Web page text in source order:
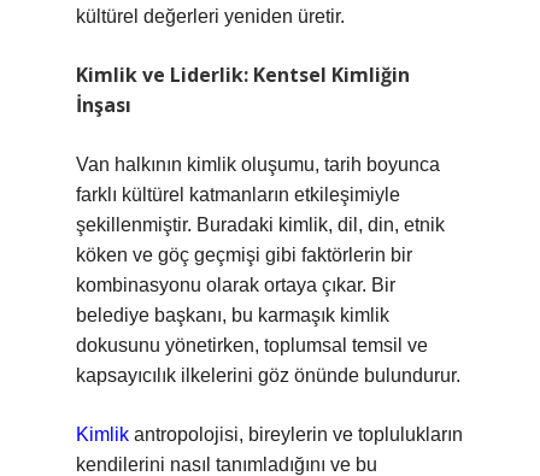
kültürel değerleri yeniden üretir.
Kimlik ve Liderlik: Kentsel Kimliğin
İnşası
Van halkının kimlik oluşumu, tarih boyunca
farklı kültürel katmanların etkileşimiyle
şekillenmiştir. Buradaki kimlik, dil, din, etnik
köken ve göç geçmişi gibi faktörlerin bir
kombinasyonu olarak ortaya çıkar. Bir
belediye başkanı, bu karmaşık kimlik
dokusunu yönetirken, toplumsal temsil ve
kapsayıcılık ilkelerini göz önünde bulundurur.
Kimlik antropolojisi, bireylerin ve toplulukların
kendilerini nasıl tanımladığını ve bu